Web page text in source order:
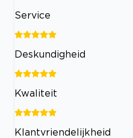
Service
Deskundigheid
Kwaliteit
Klantvriendelijkheid